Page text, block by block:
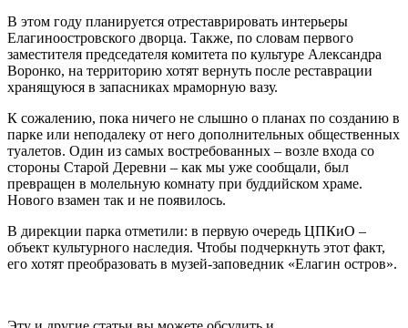
В этом году планируется отреставрировать интерьеры
Елагиноостровского дворца. Также, по словам первого
заместителя председателя комитета по культуре Александра
Воронко, на территорию хотят вернуть после реставрации
хранящуюся в запасниках мраморную вазу.
К сожалению, пока ничего не слышно о планах по созданию в
парке или неподалеку от него дополнительных общественных
туалетов. Один из самых востребованных – возле входа со
стороны Старой Деревни – как мы уже сообщали, был
превращен в молельную комнату при буддийском храме.
Нового взамен так и не появилось.
В дирекции парка отметили: в первую очередь ЦПКиО –
объект культурного наследия. Чтобы подчеркнуть этот факт,
его хотят преобразовать в музей-заповедник «Елагин остров».